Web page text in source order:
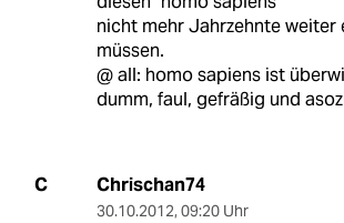
nicht mehr Jahrzehnte weiter
müssen.
@ all: homo sapiens ist
dumm, faul, gefräßig und
C Chrischan74
30.10.2012, 09:20 Uhr